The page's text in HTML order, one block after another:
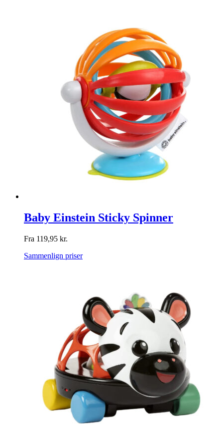
Baby Einstein Sticky Spinner
Fra 119,95 kr.
Sammenlign priser